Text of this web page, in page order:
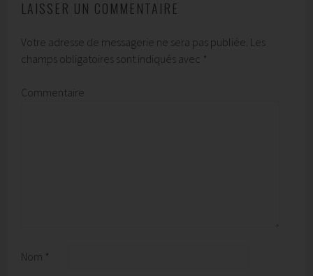
LAISSER UN COMMENTAIRE
Votre adresse de messagerie ne sera pas publiée. Les
champs obligatoires sont indiqués avec *
Commentaire
Nom *